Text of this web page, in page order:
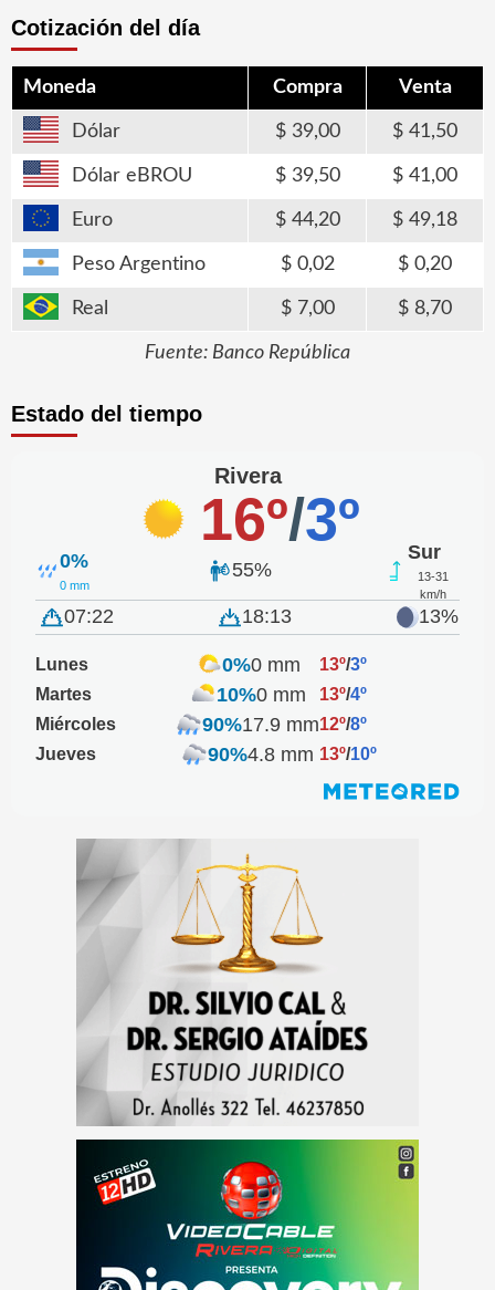
Cotización del día
Moneda Compra Venta
Dólar 39,00 41,50
Dólar eBROU 39,50 41,00
Euro 44,20 49,18
Peso Argentino 0,02 0,20
Real 7,00 8,70
Fuente: Banco República
Estado del tiempo
Rivera
16º/3º
0%
0 mm
55%
Sur
13-31
km/h
07:22 18:13 13%
Lunes 0%0 mm 13º/3º
Martes
10%0 mm 13º/4º
Miércoles
90%17.9 mm12º/8º
Jueves
90%4.8 mm 13º/10º